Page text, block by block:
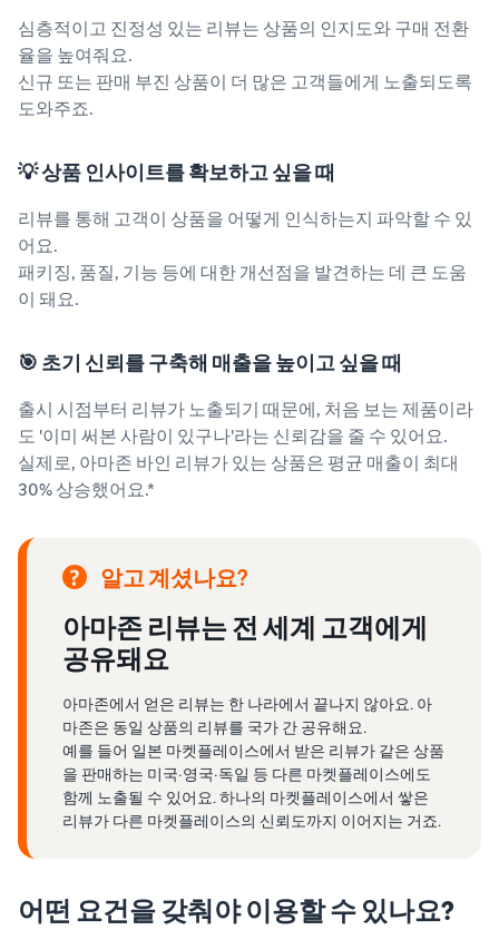
심층적이고 진정성 있는 리뷰는 상품의 인지도와 구매 전환
율을 높여줘요.
신규 또는 판매 부진 상품이 더 많은 고객들에게 노출되도록
도와주죠.
💡 상품 인사이트를 확보하고 싶을 때
리뷰를 통해 고객이 상품을 어떻게 인식하는지 파악할 수 있
어요.
패키징, 품질, 기능 등에 대한 개선점을 발견하는 데 큰 도움
이 돼요.
🎯 초기 신뢰를 구축해 매출을 높이고 싶을 때
출시 시점부터 리뷰가 노출되기 때문에, 처음 보는 제품이라
도 '이미 써본 사람이 있구나'라는 신뢰감을 줄 수 있어요.
실제로, 아마존 바인 리뷰가 있는 상품은 평균 매출이 최대
30% 상승했어요.*
알고 계셨나요?
아마존 리뷰는 전 세계 고객에게
공유돼요
아마존에서 얻은 리뷰는 한 나라에서 끝나지 않아요. 아
마존은 동일 상품의 리뷰를 국가 간 공유해요.
예를 들어 일본 마켓플레이스에서 받은 리뷰가 같은 상품
을 판매하는 미국·영국·독일 등 다른 마켓플레이스에도
함께 노출될 수 있어요. 하나의 마켓플레이스에서 쌓은
리뷰가 다른 마켓플레이스의 신뢰도까지 이어지는 거죠.
어떤 요건을 갖춰야 이용할 수 있나요?